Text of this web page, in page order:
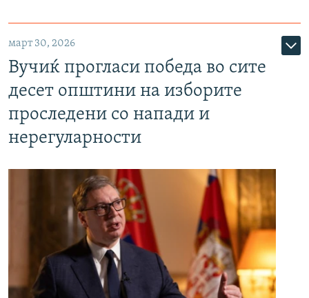
март 30, 2026
Вучиќ прогласи победа во сите
десет општини на изборите
проследени со напади и
нерегуларности